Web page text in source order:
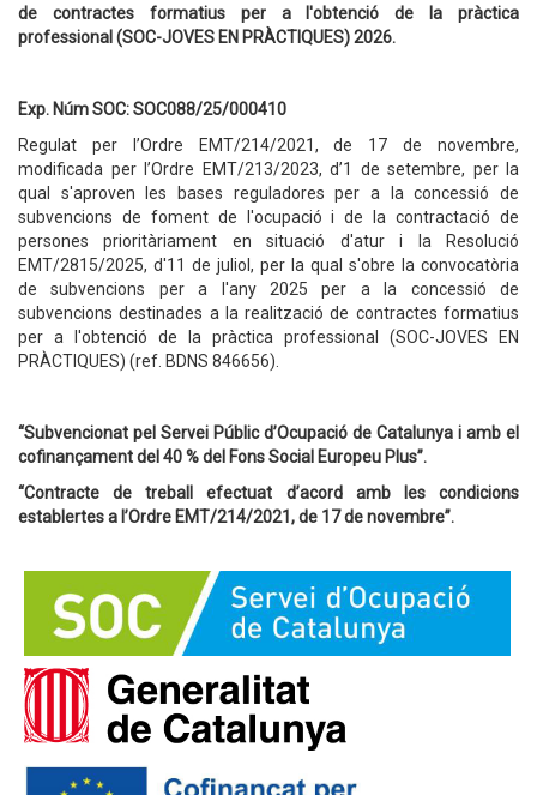
de contractes formatius per a l'obtenció de la pràctica
professional (SOC-JOVES EN PRÀCTIQUES) 2026.
Exp. Núm SOC: SOC088/25/000410
Regulat per l’Ordre EMT/214/2021, de 17 de novembre,
modificada per l’Ordre EMT/213/2023, d’1 de setembre, per la
qual s'aproven les bases reguladores per a la concessió de
subvencions de foment de l'ocupació i de la contractació de
persones prioritàriament en situació d'atur i la Resolució
EMT/2815/2025, d'11 de juliol, per la qual s'obre la convocatòria
de subvencions per a l'any 2025 per a la concessió de
subvencions destinades a la realització de contractes formatius
per a l'obtenció de la pràctica professional (SOC-JOVES EN
PRÀCTIQUES) (ref. BDNS 846656).
“Subvencionat pel Servei Públic d’Ocupació de Catalunya i amb el
cofinançament del 40 % del Fons Social Europeu Plus”.
“Contracte de treball efectuat d’acord amb les condicions
establertes a l’Ordre EMT/214/2021, de 17 de novembre”.